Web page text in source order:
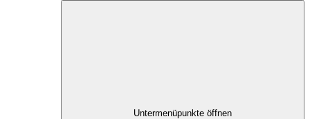
Untermenüpunkte öffnen